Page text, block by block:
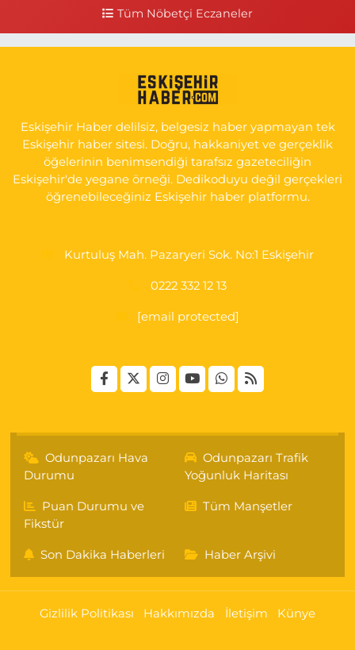
YENİDOĞAN MH.ŞEHİT SERKAN ÖZAYDIN CD.8 B ESKİ DEVLET
0 (222) 237 75 17 Yol Tarifi Al
Tüm Nöbetçi Eczaneler
Eskişehir Haber delilsiz, belgesiz haber yapmayan tek
Eskişehir haber sitesi. Doğru, hakkaniyet ve gerçeklik
öğelerinin benimsendiği tarafsız gazeteciliğin
Eskişehir'de yegane örneği. Dedikoduyu değil gerçekleri
öğrenebileceğiniz Eskişehir haber platformu.
Kurtuluş Mah. Pazaryeri Sok. No:1 Eskişehir
0222 332 12 13
[email protected]
Odunpazarı Hava
Durumu
Odunpazarı Trafik
Yoğunluk Haritası
Puan Durumu ve
Fikstür
Tüm Manşetler
Son Dakika Haberleri Haber Arşivi
Gizlilik Politikası Hakkımızda İletişim Künye